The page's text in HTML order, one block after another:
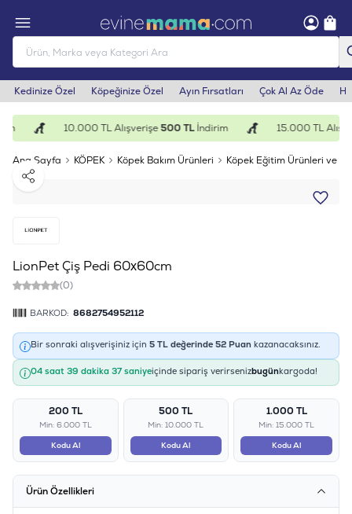
Kedinize Özel Köpeğinize Özel Ayın Fırsatları Çok Al Az Öde
10.000 TL Alışverişe500 TLİndirim 15.000 TL
Ana Sayfa KÖPEK Köpek Bakım Ürünleri
Köpek Eğitim Ürünleri ve
Paylaş
LionPet Çiş Pedi 60x60cm
(0)
BARKOD: 8682754952112
Bir sonraki alışverişiniz için 5 TL değerinde 52 Puan kazanacaksınız.
04 saat 39 dakika 37 saniyeiçinde sipariş verirsenizbugünkargoda!
200 TL
Min: 6.000 TL
Kodu Al
500 TL
Min: 10.000 TL
Kodu Al
1.000 TL
Min: 15.000 TL
Kodu Al
Ürün Özellikleri